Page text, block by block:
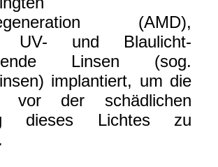
(AMD),
UV- und Blaulicht-
Linsen (sog.
implantiert, um die
vor der schädlichen
dieses Lichtes zu